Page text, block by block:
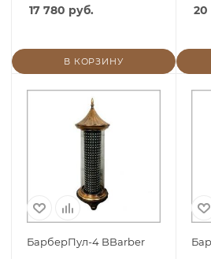
17 780 руб.
В КОРЗИНУ
20
БарберПул-4 BBarber